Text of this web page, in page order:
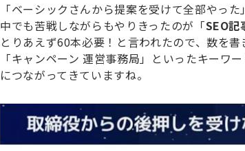
「ベーシックさんから提案を受けて全部やっ
中でも苦戦しながらもやりきったのが「SEO記
とりあえず60本必要！と言われたので、数を
「キャンペーン 運営事務局」といったキーワ
につながってきていますね。